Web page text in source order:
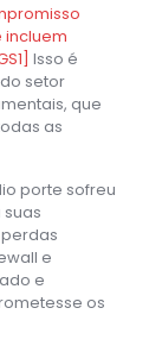
Isso é
setor
que
as
porte sofreu
e
e
os